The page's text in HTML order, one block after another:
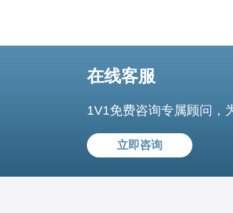
在线客服
1V1免费咨询专属顾问，
立即咨询